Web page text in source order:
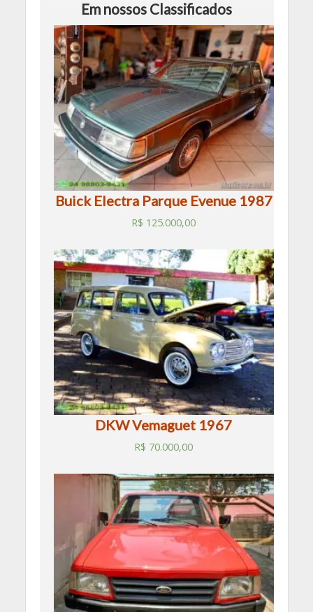
Em nossos Classificados
Buick Electra Parque Evenue 1987
R$ 125.000,00
DKW Vemaguet 1967
R$ 70.000,00